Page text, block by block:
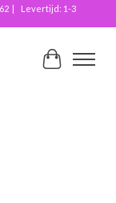
| Levertijd: 1-3